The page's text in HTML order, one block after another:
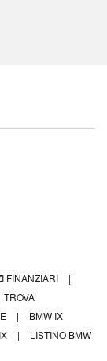
FINANZIARI
|
TROVA
|
BMW IX
|
LISTINO BMW